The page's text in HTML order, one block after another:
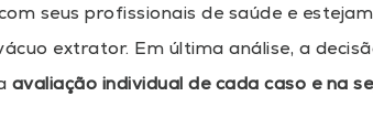
seus profissionais de saúde e
extrator. Em última análise, a
avaliação individual de cada caso e na